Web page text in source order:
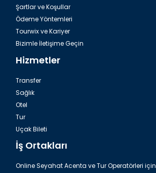
Şartlar ve Koşullar
Ödeme Yöntemleri
Tourwix ve Kariyer
Bizimle İletişime Geçin
Hizmetler
Transfer
Sağlık
Otel
Tur
Uçak Bileti
İş Ortakları
Online Seyahat Acenta ve Tur Operatörleri için